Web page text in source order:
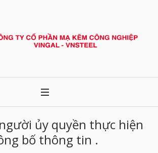
ủy quyền thực hiện
bố thông tin .